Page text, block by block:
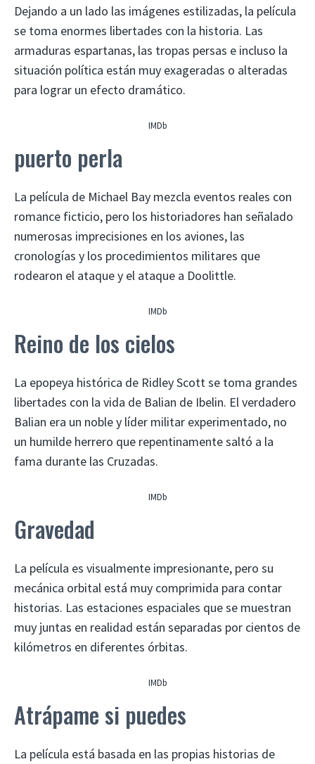
Dejando a un lado las imágenes estilizadas, la película
se toma enormes libertades con la historia. Las
armaduras espartanas, las tropas persas e incluso la
situación política están muy exageradas o alteradas
para lograr un efecto dramático.
IMDb
puerto perla
La película de Michael Bay mezcla eventos reales con
romance ficticio, pero los historiadores han señalado
numerosas imprecisiones en los aviones, las
cronologías y los procedimientos militares que
rodearon el ataque y el ataque a Doolittle.
IMDb
Reino de los cielos
La epopeya histórica de Ridley Scott se toma grandes
libertades con la vida de Balian de Ibelin. El verdadero
Balian era un noble y líder militar experimentado, no
un humilde herrero que repentinamente saltó a la
fama durante las Cruzadas.
IMDb
Gravedad
La película es visualmente impresionante, pero su
mecánica orbital está muy comprimida para contar
historias. Las estaciones espaciales que se muestran
muy juntas en realidad están separadas por cientos de
kilómetros en diferentes órbitas.
IMDb
Atrápame si puedes
La película está basada en las propias historias de